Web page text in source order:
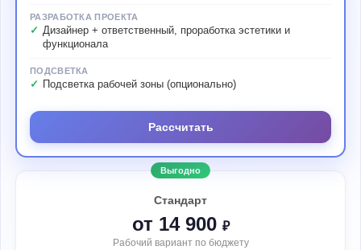
Выгодно
Стандарт
от 14 900 ₽
Рабочий вариант по бюджету
РАЗРАБОТКА ПРОЕКТА
Дизайнер + ответственный, проработка эстетики и
функционала
ПОДСВЕТКА
Подсветка рабочей зоны (опционально)
Рассчитать